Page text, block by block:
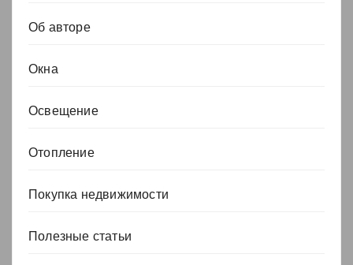
Об авторе
Окна
Освещение
Отопление
Покупка недвижимости
Полезные статьи